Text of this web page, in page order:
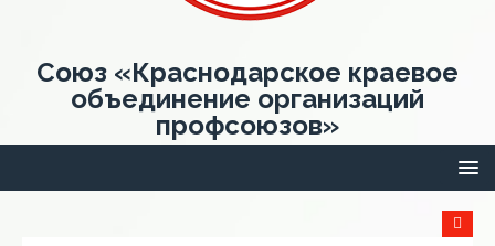
Союз «Краснодарское краевое
объединение организаций
профсоюзов»